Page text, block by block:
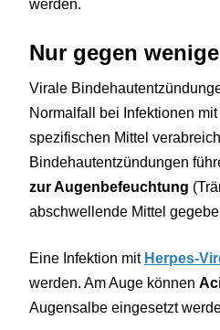
werden.
Nur gegen
Virale
Normalfall bei Infektionen
spezifischen Mittel
Bindehautentzündungen
zur Augenbefeuchtung
abschwellende Mittel
Eine Infektion mit Herpes-
werden. Am Auge können
Augensalbe eingesetzt